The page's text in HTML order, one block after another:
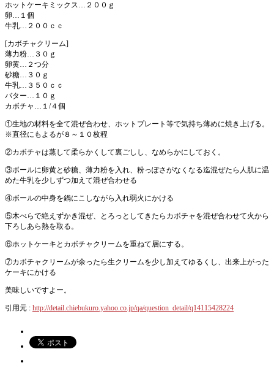
ホットケーキミックス…２００ｇ
卵…１個
牛乳…２００ｃｃ
[カボチャクリーム]
薄力粉…３０ｇ
卵黄…２つ分
砂糖…３０ｇ
牛乳…３５０ｃｃ
バター…１０ｇ
カボチャ…１/４個
①生地の材料を全て混ぜ合わせ、ホットプレート等で気持ち薄めに焼き上げる。
※直径にもよるが８～１０枚程
②カボチャは蒸して柔らかくして裏ごしし、なめらかにしておく。
③ボールに卵黄と砂糖、薄力粉を入れ、粉っぽさがなくなる迄混ぜたら人肌に温
めた牛乳を少しずつ加えて混ぜ合わせる
④ボールの中身を鍋にこしながら入れ弱火にかける
⑤木べらで絶えずかき混ぜ、とろっとしてきたらカボチャを混ぜ合わせて火から
下ろしあら熱を取る。
⑥ホットケーキとカボチャクリームを重ねて層にする。
⑦カボチャクリームが余ったら生クリームを少し加えてゆるくし、出来上がった
ケーキにかける
美味しいですよー。
引用元 : http://detail.chiebukuro.yahoo.co.jp/qa/question_detail/q14115428224